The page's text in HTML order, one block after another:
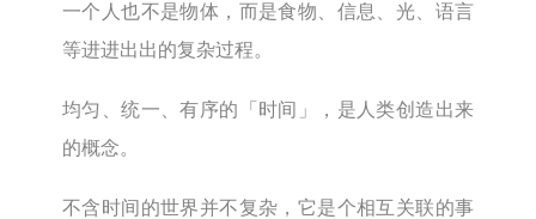
一个人也不是物体，而是食物、信息、光、语言
等进进出出的复杂过程。
均匀、统一、有序的「时间」，是人类创造出来
的概念。
不含时间的世界并不复杂，它是个相互关联的事